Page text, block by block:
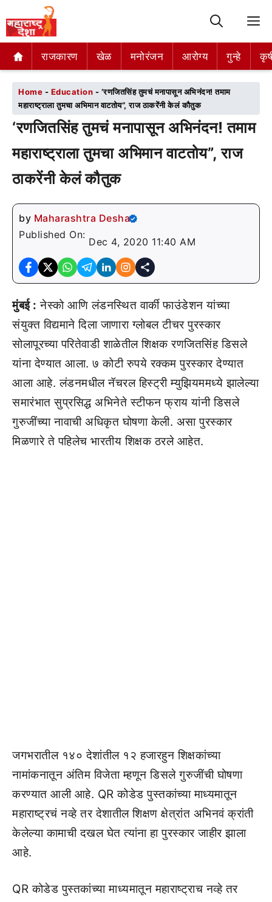
राजकारण खेळ मनोरंजन आरोग्य गुन्हे
राजकारण खेळ मनोरंजन आरोग्य गुन्हे
Home - Education - ‘रणजितसिंह तुमचं मनापासून अभिनंदन! तमाम
महाराष्ट्राला तुमचा अभिमान वाटतोय”, राज ठाकरेंनी केलं कौतुक
‘रणजितसिंह तुमचं मनापासून अभिनंदन! तमाम
महाराष्ट्राला तुमचा अभिमान वाटतोय”, राज
ठाकरेंनी केलं कौतुक
by Maharashtra Desha
Published On:
Dec 4, 2020 11:40 AM
मुंबई : नेस्को आणि लंडनस्थित वार्की फाउंडेशन यांच्या
संयुक्त विद्यमाने दिला जाणारा ग्लोबल टीचर पुरस्कार
सोलापूरच्या परितेवाडी शाळेतील शिक्षक रणजितसिंह डिसले
यांना देण्यात आला. ७ कोटी रुपये रक्कम पुरस्कार देण्यात
आला आहे. लंडनमधील नॅचरल हिस्ट्री म्युझियममध्ये झालेल्या
समारंभात सुप्रसिद्ध अभिनेते स्टीफन फ्राय यांनी डिसले
गुरुजींच्या नावाची अधिकृत घोषणा केली. असा पुरस्कार
मिळणारे ते पहिलेच भारतीय शिक्षक ठरले आहेत.
जगभरातील १४० देशांतील १२ हजारहुन शिक्षकांच्या
नामांकनातून अंतिम विजेता म्हणून डिसले गुरुजींची घोषणा
करण्यात आली आहे. QR कोडेड पुस्तकांच्या माध्यमातून
महाराष्ट्रचं नव्हे तर देशातील शिक्षण क्षेत्रांत अभिनवं क्रांती
केलेल्या कामाची दखल घेत त्यांना हा पुरस्कार जाहीर झाला
आहे.
QR कोडेड पुस्तकांच्या माध्यमातून महाराष्ट्राच नव्हे तर